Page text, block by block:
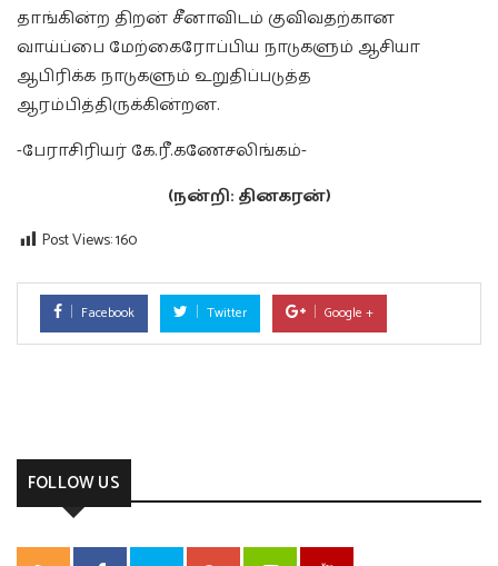
தாங்கின்ற திறன் சீனாவிடம் குவிவதற்கான
வாய்ப்பை மேற்கைரோப்பிய நாடுகளும் ஆசியா
ஆபிரிக்க நாடுகளும் உறுதிப்படுத்த
ஆரம்பித்திருக்கின்றன.
-பேராசிரியர் கே.ரீ.கணேசலிங்கம்-
(நன்றி: தினகரன்)
Post Views:160
Facebook Twitter Google +
FOLLOW US